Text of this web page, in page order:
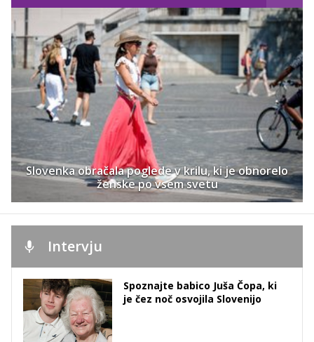
Slovenka obračala poglede v krilu, ki je obnorelo
ženske po vsem svetu
Intervju
Spoznajte babico Juša Čopa, ki
je čez noč osvojila Slovenijo